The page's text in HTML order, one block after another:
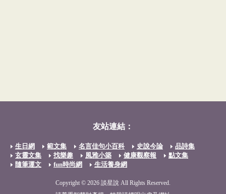
友站連結：
生日網 範文集 名言佳句小百科 史說今論
品詩集
玄靈文集
找樂趣 風雅小築 健康觀察報
點文集
隨筆運文
fun時尚網 生活養身網
Copyright © 2026 談星說 All Rights Reserved.